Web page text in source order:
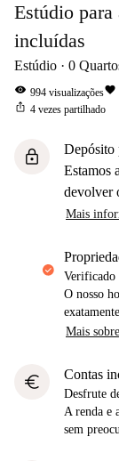
Estúdio
incluídas
Estúdio 0
visibility 994 visualizaçõesfavorite
ios_share 4 vezes partilhado
lock
Estamos
devolver
Mais
Verificado
O nosso
Mais
euro Contas
Desfrute
A renda e
sem